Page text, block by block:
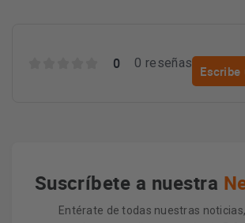
0 0 reseñas
Escribe
Suscríbete a nuestra
Entérate de todas nuestras